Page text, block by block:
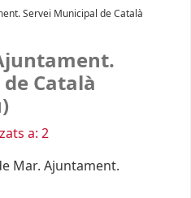
Servei Municipal de Català
Català
a: 2
Mar. Ajuntament.